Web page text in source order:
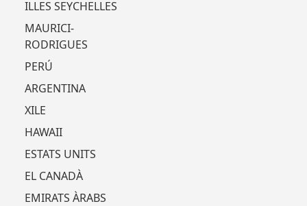
ILLES SEYCHELLES
MAURICI-
RODRIGUES
PERÚ
ARGENTINA
XILE
HAWAII
ESTATS UNITS
EL CANADÀ
EMIRATS ÀRABS